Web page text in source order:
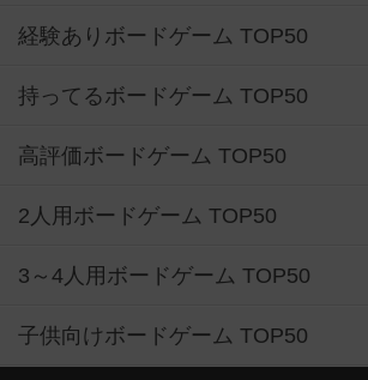
経験ありボードゲーム TOP50
持ってるボードゲーム TOP50
高評価ボードゲーム TOP50
2人用ボードゲーム TOP50
3～4人用ボードゲーム TOP50
子供向けボードゲーム TOP50